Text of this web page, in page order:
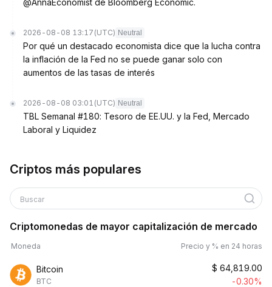
@AnnaEconomist de Bloomberg Economic.
2026-08-08 13:17 (UTC) Neutral
Por qué un destacado economista dice que la lucha contra
la inflación de la Fed no se puede ganar solo con
aumentos de las tasas de interés
2026-08-08 03:01 (UTC) Neutral
TBL Semanal #180: Tesoro de EE.UU. y la Fed, Mercado
Laboral y Liquidez
Criptos más populares
Buscar
Criptomonedas de mayor capitalización de mercado
Moneda Precio y % en 24 horas
Bitcoin
BTC
$ 64,819.00
-0.30%